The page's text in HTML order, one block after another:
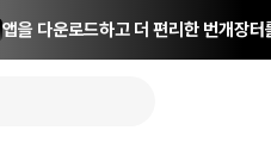
앱을 다운로드하고 더 편리한 번개장터